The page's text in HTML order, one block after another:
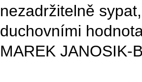
nezadržitelně
duchovními
MAREK JANOSIK-